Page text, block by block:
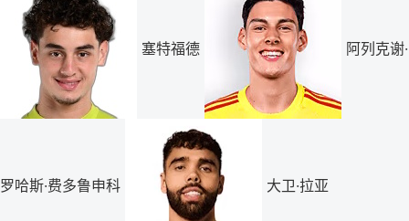
塞特福德 阿列克谢·
罗哈斯·费多鲁申科 大卫·拉亚